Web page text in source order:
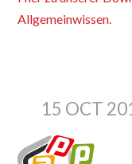
Allgemeinwissen.
15 OCT